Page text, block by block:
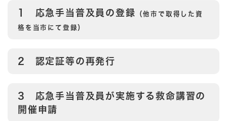
1 応急手当普及員の登録 （他市で取得した資
格を当市にて登録）
2 認定証等の再発行
3 応急手当普及員が実施する救命講習の
開催申請